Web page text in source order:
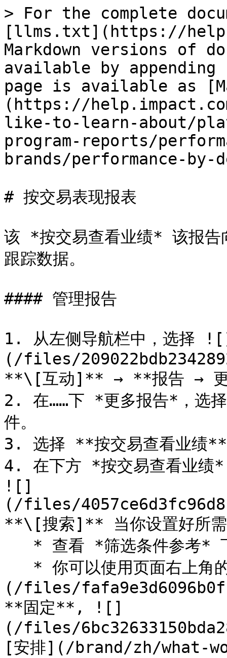
> For the complete
[llms.txt](https://
Markdown versions of
available by
page is available as
(https://
like-to-learn-about/
program-reports/
brands/performance-
# 按交易表现报表
该 *按交易查看业绩* 该报告
跟踪数据。
#### 管理报告
1. 从左侧导航栏中，选择
(/files/
**\[互动]** → **报告 →
2. 在……下 *更多报告*，选
件。
3. 选择 **按交易查看业绩
4. 在下方 *按交易查看业绩*
![]
(/files/
**\[搜索]** 当你设置好所需
(/files/
**固定**, ![]
(/files/
[安排](/brand/zh/what-